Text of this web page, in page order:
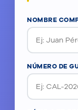
NOMBRE
NÚMERO DE